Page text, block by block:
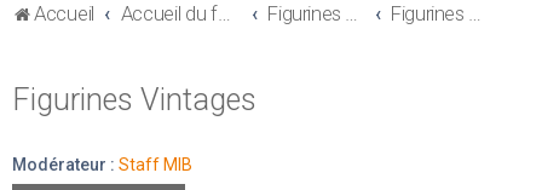
Accueil Accueil du forum Figurines 3"3/4, Playsets, Vaisseaux,… Figurines Vintages
Figurines Vintages
Modérateur : Staff MIB